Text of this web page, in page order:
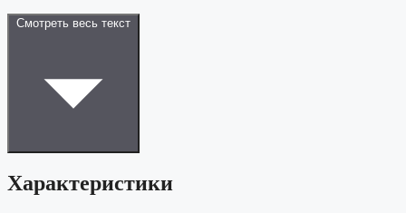
Смотреть весь текст
Характеристики